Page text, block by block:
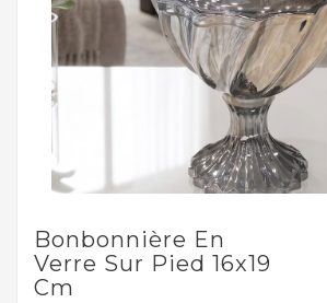
Bonbonnière En
Verre Sur Pied 16x19
Cm